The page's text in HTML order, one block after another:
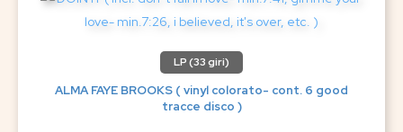
LP (33 giri)
ALMA FAYE BROOKS ( vinyl colorato- cont. 6 good
tracce disco )